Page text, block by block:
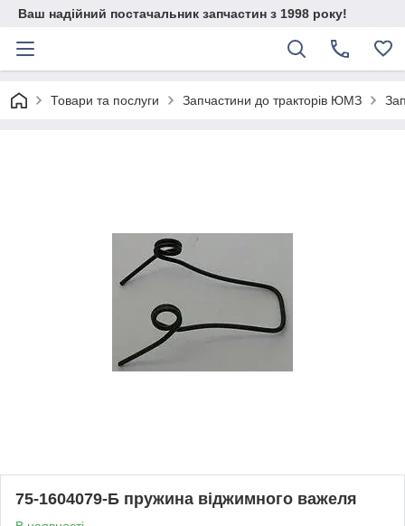
Ваш надійний постачальник запчастин з 1998 року!
Товари та послуги Запчастини до тракторів ЮМЗ
75-1604079-Б пружина віджимного важеля